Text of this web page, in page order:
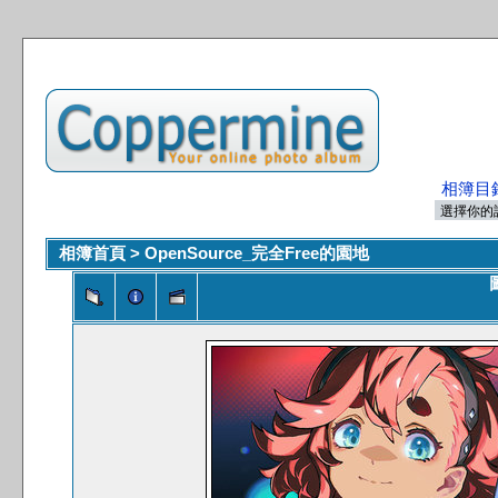
相簿目
相簿首頁 > OpenSource_完全Free的園地